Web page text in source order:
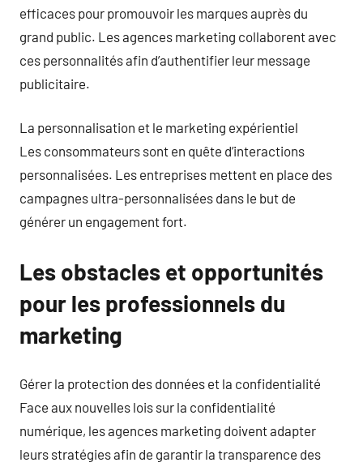
efficaces pour promouvoir les marques auprès du
grand public. Les agences marketing collaborent avec
ces personnalités afin d’authentifier leur message
publicitaire.
La personnalisation et le marketing expérientiel
Les consommateurs sont en quête d’interactions
personnalisées. Les entreprises mettent en place des
campagnes ultra-personnalisées dans le but de
générer un engagement fort.
Les obstacles et opportunités
pour les professionnels du
marketing
Gérer la protection des données et la confidentialité
Face aux nouvelles lois sur la confidentialité
numérique, les agences marketing doivent adapter
leurs stratégies afin de garantir la transparence des